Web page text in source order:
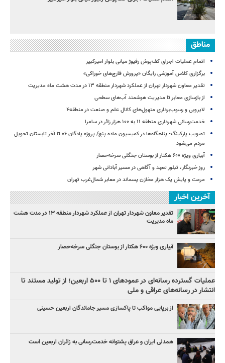
مناطق
اتمام عملیات اجرای کف‌پوش رفیوژ میانی بلوار امیرکبیر
برگزاری کلاس آموزشی رایگان «پرورش قارچ‌های خوراکی»
تقدیر معاون شهردار تهران از عملکرد شهردار منطقه ۱۳ در مدت هشت ماه مدیریت
از بازسازی معابر تا مدیریت هوشمند آب‌های سطحی
لایروبی و رسوب‌برداری منهول‌های کانال علم و صنعت در منطقه۴
خدمت‌رسانی شهرداری منطقه ۱۱ به ۱۰۰ هزار زائر در سامرا
تصویب پارکینگ- پناهگاه‌ها در کمیسیون ماده پنج/ پروژه پادگان ۰۶ تا آخر تابستان تحویل
مردم می‌شود
آبیاری ویژه ۶۰۰ هکتار از بوستان جنگلی سرخه‌حصار
روز خبرنگار، تبلور تعهد و آگاهی در مسیر آبادانی شهر
مرمت و پایش یک هزار مخازن پسماند در معابر شمال‌غرب تهران
آخرین اخبار
تقدیر معاون شهردار تهران از عملکرد شهردار منطقه ۱۳ در مدت هشت
ماه مدیریت
آبیاری ویژه ۶۰۰ هکتار از بوستان جنگلی سرخه‌حصار
عملیات گسترده رسانه‌ای در عمودهای ۱ تا ۵۰۰ اربعین؛ از تولید مستند تا
انتشار در رسانه‌های عراقی و ملی
از برپایی مواکب تا پاکسازی مسیر جاماندگان اربعین حسینی
همدلی ایران و عراق پشتوانه خدمت‌رسانی به زائران اربعین است